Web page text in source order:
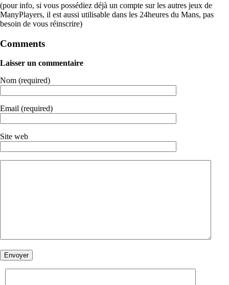
(pour info, si vous possédiez déjà un compte sur les autres jeux de
ManyPlayers, il est aussi utilisable dans les 24heures du Mans, pas
besoin de vous réinscrire)
Comments
Laisser un commentaire
Nom (required)
Email (required)
Site web